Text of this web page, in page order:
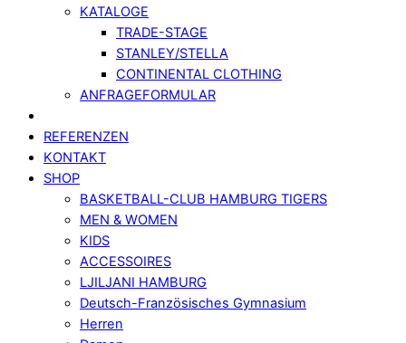
KATALOGE
TRADE-STAGE
STANLEY/STELLA
CONTINENTAL CLOTHING
ANFRAGEFORMULAR
REFERENZEN
KONTAKT
SHOP
BASKETBALL-CLUB HAMBURG TIGERS
MEN & WOMEN
KIDS
ACCESSOIRES
LJILJANI HAMBURG
Deutsch-Französisches Gymnasium
Herren